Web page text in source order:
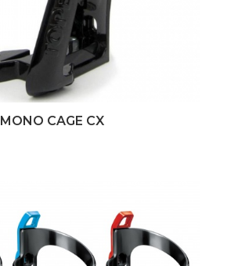
MONO CAGE CX